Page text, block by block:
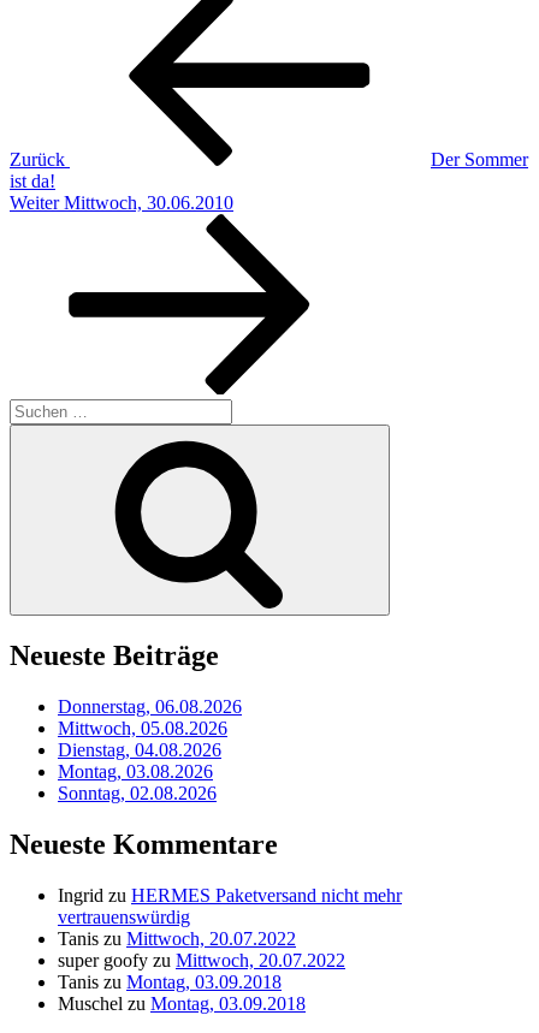
Zurück
Der Sommer
ist da!
Nächster
Weiter Mittwoch, 30.06.2010
Suchen
nach:
Neueste Beiträge
Donnerstag, 06.08.2026
Mittwoch, 05.08.2026
Dienstag, 04.08.2026
Montag, 03.08.2026
Sonntag, 02.08.2026
Neueste Kommentare
Ingrid zu HERMES Paketversand nicht mehr
vertrauenswürdig
Tanis zu Mittwoch, 20.07.2022
super goofy zu Mittwoch, 20.07.2022
Tanis zu Montag, 03.09.2018
Muschel zu Montag, 03.09.2018